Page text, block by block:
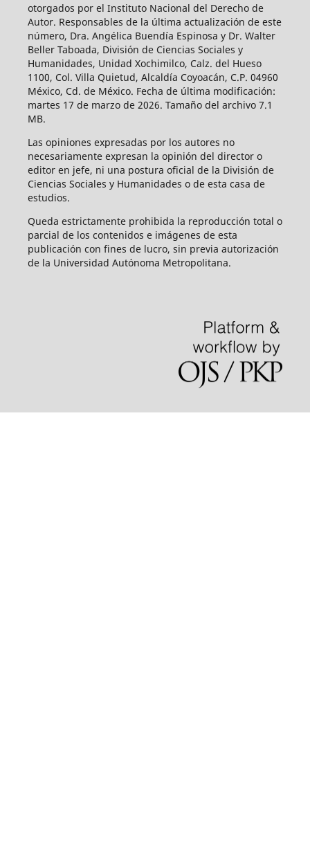
otorgados por el Instituto Nacional del Derecho de
Autor. Responsables de la última actualización de este
número, Dra. Angélica Buendía Espinosa y Dr. Walter
Beller Taboada, División de Ciencias Sociales y
Humanidades, Unidad Xochimilco, Calz. del Hueso
1100, Col. Villa Quietud, Alcaldía Coyoacán, C.P. 04960
México, Cd. de México. Fecha de última modificación:
martes 17 de marzo de 2026. Tamaño del archivo 7.1
MB.
Las opiniones expresadas por los autores no
necesariamente expresan la opinión del director o
editor en jefe, ni una postura oficial de la División de
Ciencias Sociales y Humanidades o de esta casa de
estudios.
Queda estrictamente prohibida la reproducción total o
parcial de los contenidos e imágenes de esta
publicación con fines de lucro, sin previa autorización
de la Universidad Autónoma Metropolitana.